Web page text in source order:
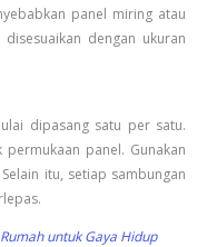
panel miring atau
dengan ukuran
dipasang satu per satu.
panel. Gunakan
itu, setiap sambungan
untuk Gaya Hidup